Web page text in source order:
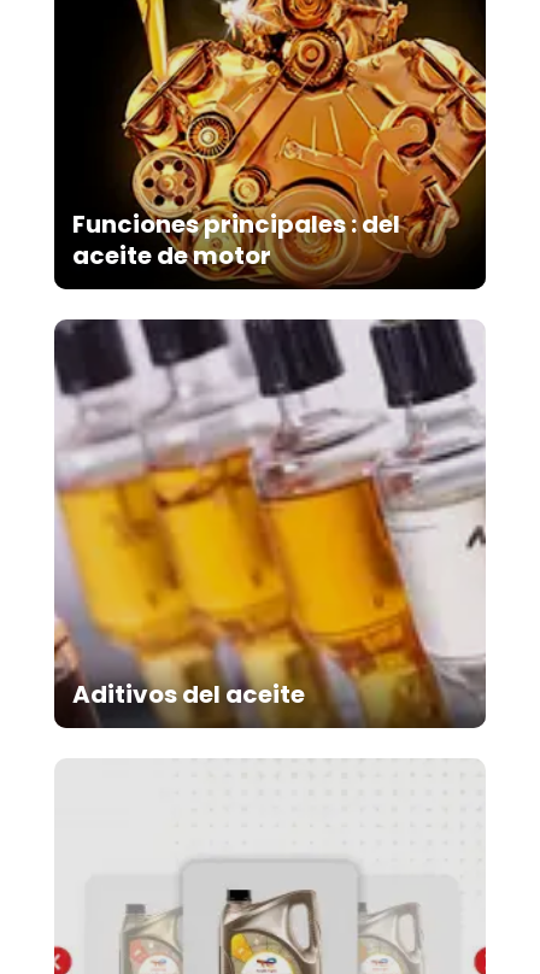
Funciones principales : del
aceite de motor
Aditivos del aceite